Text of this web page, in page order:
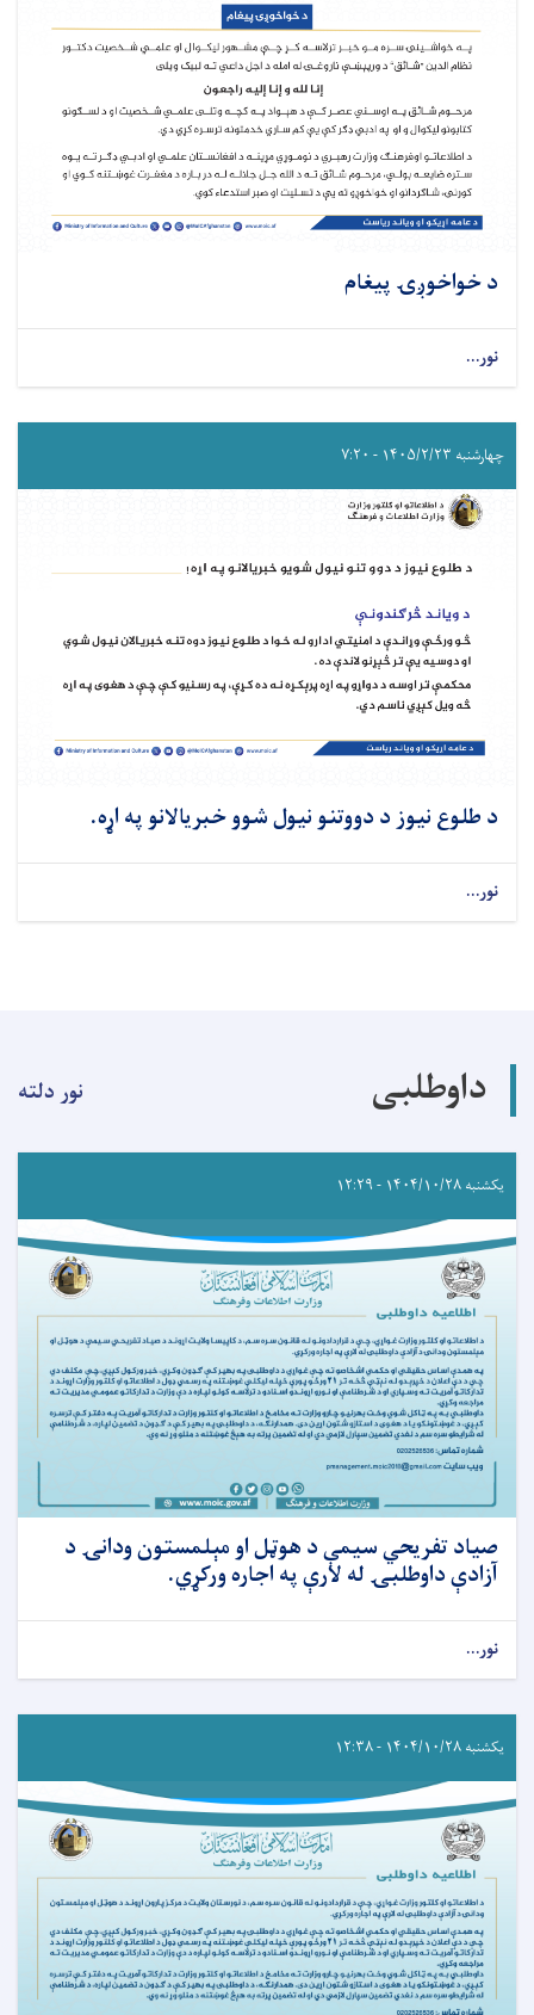
د خواخوږۍ پيغام
نور...
چهارشنبه ۱۴۰۵/۲/۲۳ - ۷:۲۰
د طلوع نیوز د دووتنو نیول شوو خبریالانو په اړه.
نور...
داوطلبی نور دلته
یکشنبه ۱۴۰۴/۱۰/۲۸ - ۱۲:۲۹
صیاد تفریحي سيمې د هوټل او مېلمستون ودانۍ د
آزادې داوطلبۍ له لارې په اجاره ورکړي.
نور...
یکشنبه ۱۴۰۴/۱۰/۲۸ - ۱۲:۳۸